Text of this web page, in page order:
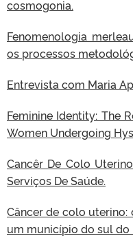
cosmogonia.
Fenomenologia
os processos
Entrevista com Maria
Feminine Identity: The
Women Undergoing
Cancêr De Colo
Serviços De Saúde.
Câncer de colo
um município do sul do